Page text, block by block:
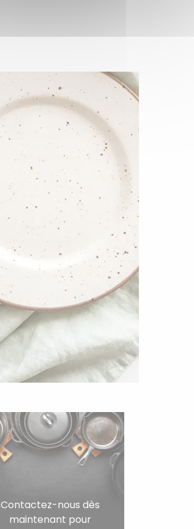
Contactez-nous dès
maintenant pour